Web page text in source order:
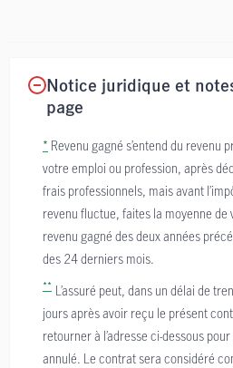
Notice juridique et
page
* Revenu gagné s’entend du revenu
votre emploi ou profession, après
frais professionnels, mais avant
revenu fluctue, faites la moyenne de
revenu gagné des deux années
des 24 derniers mois.
** L’assuré peut, dans un délai de
jours après avoir reçu le présent
retourner à l’adresse ci-dessous pour
annulé. Le contrat sera considéré